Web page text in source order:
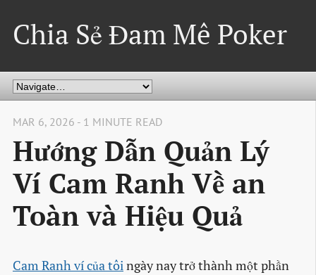
Chia Sẻ Đam Mê Poker
MAR 6, 2026 - 1 MINUTE READ
Hướng Dẫn Quản Lý
Ví Cam Ranh Về an
Toàn và Hiệu Quả
Cam Ranh ví của tôingày nay trở thành một phần